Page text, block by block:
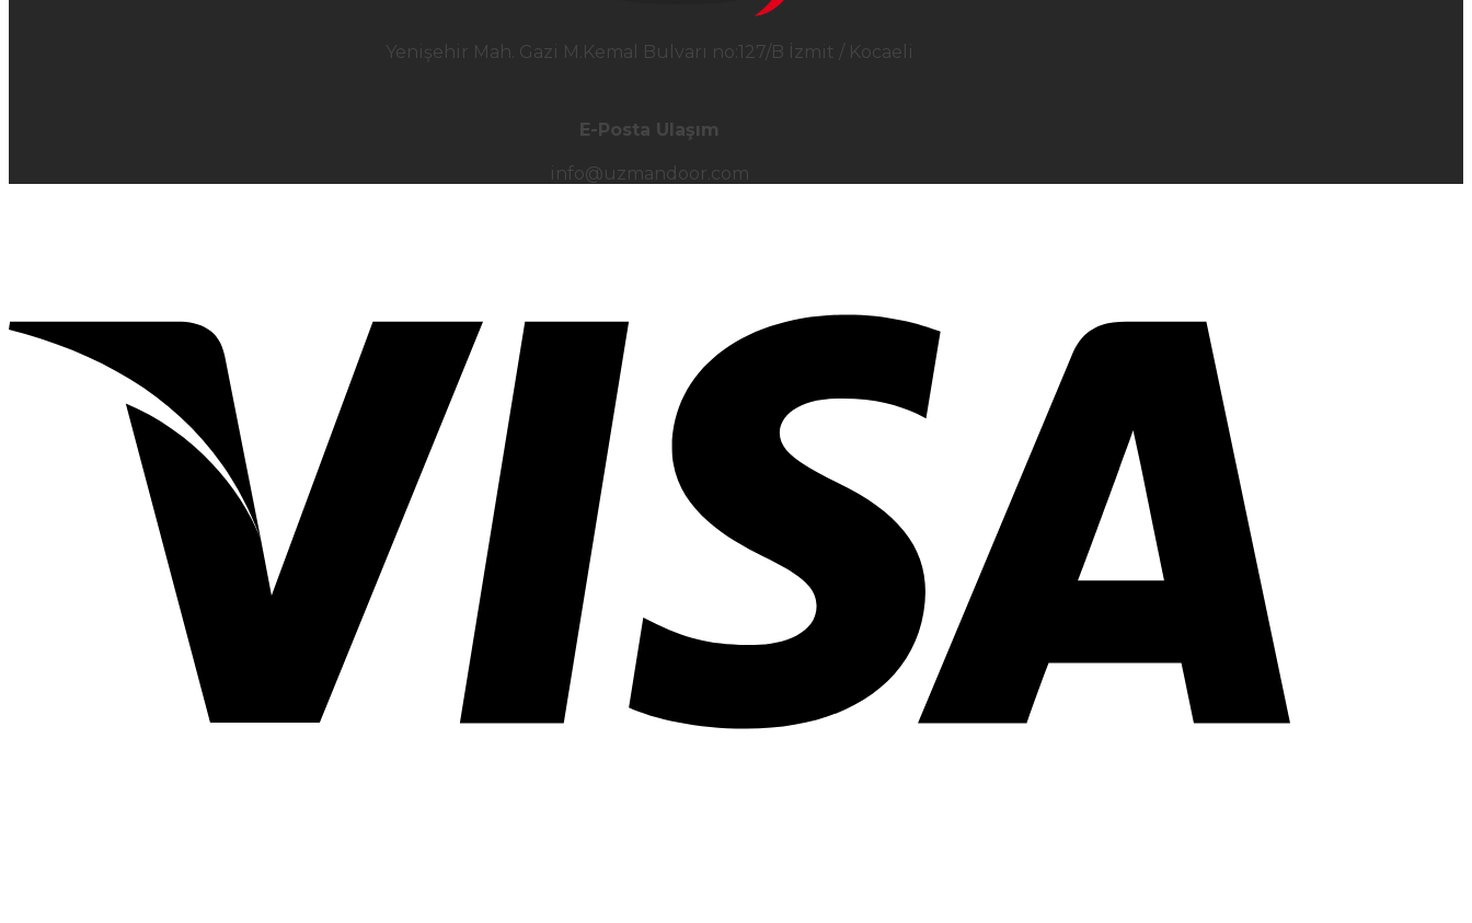
Yenişehir Mah. Gazi M.Kemal Bulvarı no:127/B İzmit / Kocaeli
E-Posta Ulaşım
info@uzmandoor.com